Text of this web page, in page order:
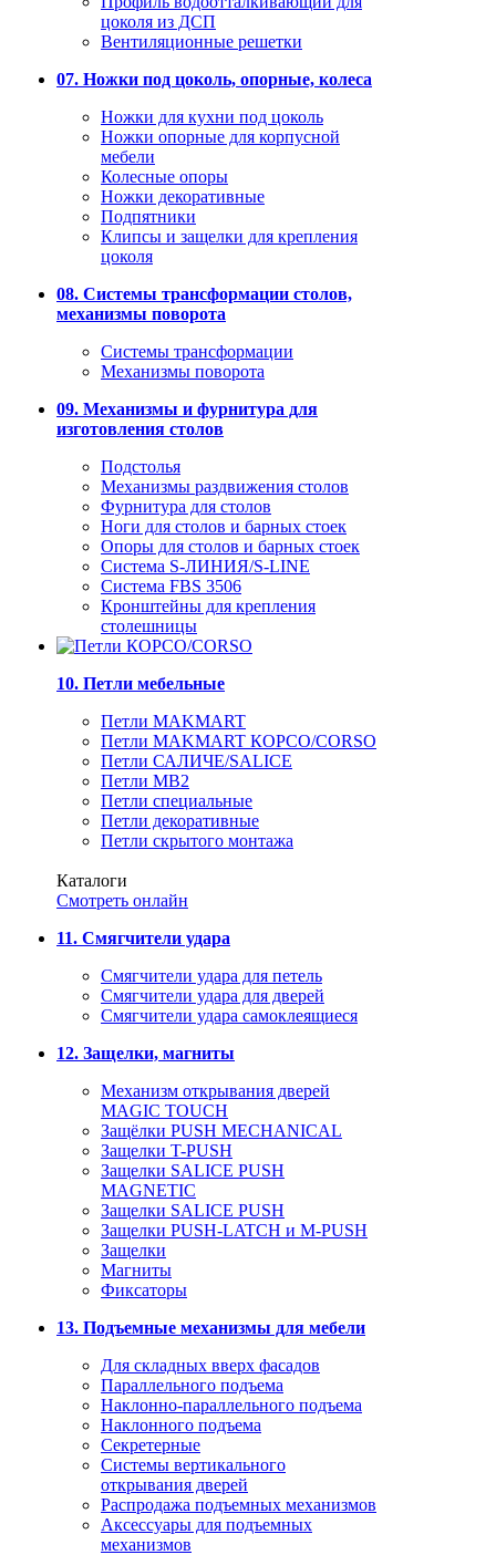
цоколя из ДСП
Вентиляционные решетки
07. Ножки под цоколь, опорные, колеса
Ножки для кухни под цоколь
Ножки опорные для корпусной
мебели
Колесные опоры
Ножки декоративные
Подпятники
Клипсы и защелки для крепления
цоколя
08. Системы трансформации столов,
механизмы поворота
Системы трансформации
Механизмы поворота
09. Механизмы и фурнитура для
изготовления столов
Подстолья
Механизмы раздвижения столов
Фурнитура для столов
Ноги для столов и барных стоек
Опоры для столов и барных стоек
Система S-ЛИНИЯ/S-LINE
Система FBS 3506
Кронштейны для крепления
столешницы
10. Петли мебельные
Петли MAKMART
Петли MAKMART КОРСО/CORSO
Петли САЛИЧЕ/SALICE
Петли MB2
Петли специальные
Петли декоративные
Петли скрытого монтажа
Каталоги
Смотреть онлайн
11. Смягчители удара
Смягчители удара для петель
Смягчители удара для дверей
Cмягчители удара самоклеящиеся
12. Защелки, магниты
Механизм открывания дверей
MAGIC TOUCH
Защёлки PUSH MECHANICAL
Защелки T-PUSH
Защелки SALICE PUSH
MAGNETIC
Защелки SALICE PUSH
Защелки PUSH-LATCH и M-PUSH
Защелки
Магниты
Фиксаторы
13. Подъемные механизмы для мебели
Для складных вверх фасадов
Параллельного подъема
Наклонно-параллельного подъема
Наклонного подъема
Секретерные
Системы вертикального
открывания дверей
Распродажа подъемных механизмов
Аксессуары для подъемных
механизмов